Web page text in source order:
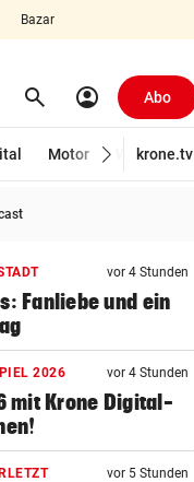
Bazar
search Suchen
account_circle Abo
Motor Wirtschaft
krone.tv
vor 4 Stunden
Fanliebe und ein
2026 vor 4 Stunden
mit Krone Digital-
vor 5 Stunden